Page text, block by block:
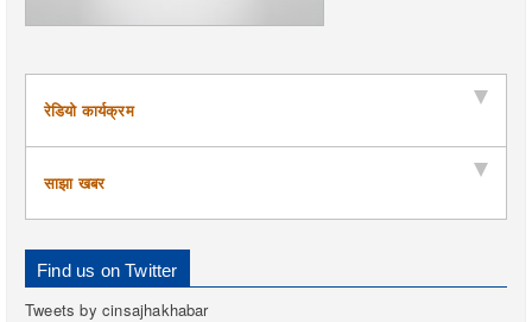
रेडियो कार्यक्रम
साझा खबर
Find us on Twitter
Tweets by cinsajhakhabar